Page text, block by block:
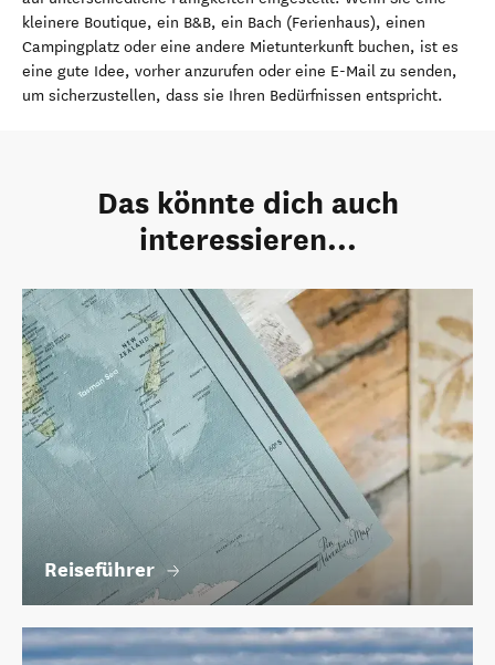
kleinere Boutique, ein B&B, ein Bach (Ferienhaus), einen
Campingplatz oder eine andere Mietunterkunft buchen, ist es
eine gute Idee, vorher anzurufen oder eine E-Mail zu senden,
um sicherzustellen, dass sie Ihren Bedürfnissen entspricht.
Das könnte dich auch
interessieren...
Reiseführer